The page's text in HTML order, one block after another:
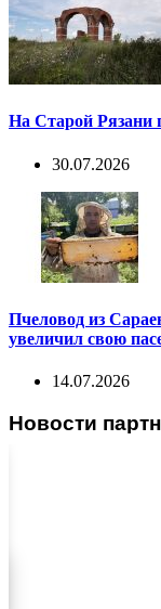
На Старой Рязани
30.07.2026
Пчеловод из
увеличил свою
14.07.2026
Новости